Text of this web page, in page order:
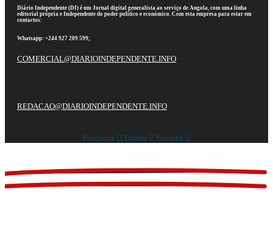
Diário Independente (DI) é um Jornal digital generalista ao serviço de Angola, com uma linha
editorial própria e Independente do poder político e económico. Com esta empresa para estar em
contactos:
Whatsapp: +244 927 209 599;
COMERCIAL@DIARIOINDEPENDENTE.INFO
REDACAO@DIARIOINDEPENDENTE.INFO
Facebook Twitter Youtube